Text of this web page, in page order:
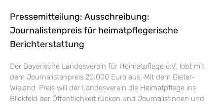
Pressemitteilung: Ausschreibung:
Journalistenpreis für heimatpflegerische
Berichterstattung
Der Bayerische Landesverein für Heimatpflege e.V. lobt mit
dem Journalistenpreis 20.000 Euro aus. Mit dem Dieter-
Wieland-Preis will der Landesverein die Heimatpflege ins
Blickfeld der Öffentlichkeit rücken und Journalistinnen und